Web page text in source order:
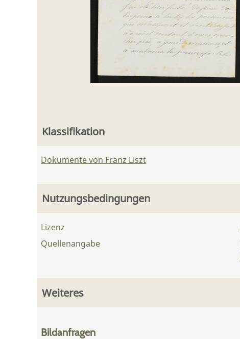
Klassifikation
Dokumente von Franz Liszt
Nutzungsbedingungen
Lizenz
Quellenangabe
Weiteres
Bildanfragen